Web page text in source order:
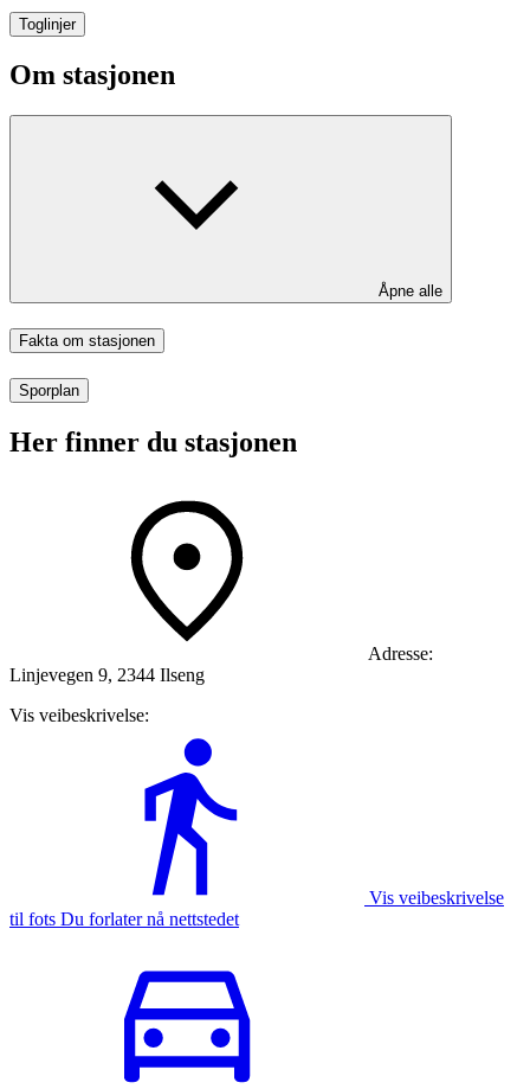
Toglinjer
Om stasjonen
Åpne alle
Fakta om stasjonen
Sporplan
Her finner du stasjonen
Adresse:
Linjevegen 9, 2344 Ilseng
Vis veibeskrivelse:
Vis veibeskrivelse
til fots Du forlater nå nettstedet